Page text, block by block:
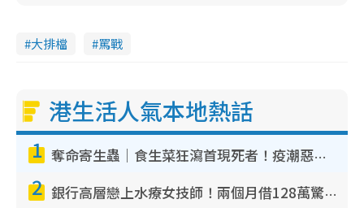
大排檔 罵戰
港生活人氣本地熱話
1 奪命寄生蟲｜食生菜狂瀉首現死者！疫潮惡化錄1.8萬宗病例 揭洗菜3大謬誤
2 銀行高層戀上水療女技師！兩個月借128萬驚覺「沉船」沉落火海 揭背後疑似邪教操控賣淫